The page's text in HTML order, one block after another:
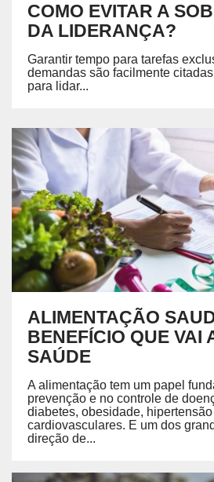
COMO EVITAR A
DA LIDERANÇA?
Garantir tempo para tarefas
demandas são facilmente
para lidar...
ALIMENTAÇÃO
BENEFÍCIO QUE VAI
SAÚDE
A alimentação tem um papel
prevenção e no controle de
diabetes, obesidade,
cardiovasculares. E um dos
direção de...